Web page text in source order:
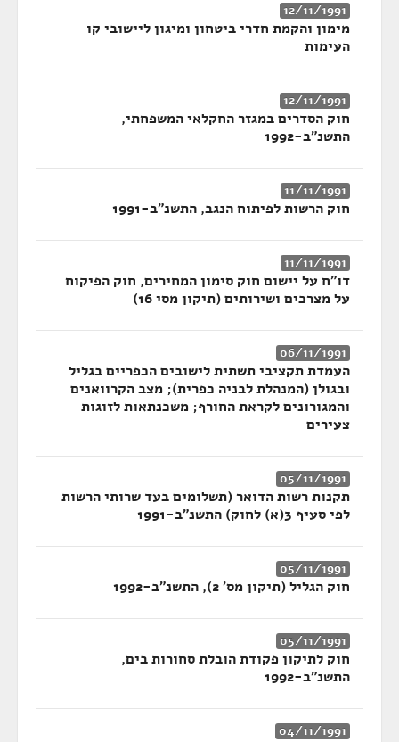
12/11/1991
מימון והקמת חדרי ביטחון ומיגון ליישובי קו
העימות
12/11/1991
חוק הסדרים במגזר החקלאי המשפחתי,
התשנ"ב-1992
11/11/1991
חוק הרשות לפיתוח הנגב, התשנ"ב-1991
11/11/1991
דו"ח על יישום חוק סימון המחירים, חוק הפיקוח
על מצרכים ושירותים (תיקון מסי 16)
06/11/1991
העמדת תקציבי תשתית לישובים הכפריים בגליל
ובגולן (המנהלת לבניה כפרית); מצב הקרוואנים
והמגורונים לקראת החורף; משכנתאות לזוגות
צעירים
05/11/1991
תקנות רשות הדואר (תשלומים בעד שרותי הרשות
לפי סעיף 3(א) לחוק) התשנ"ב-1991
05/11/1991
חוק הגליל (תיקון מס' 2), התשנ"ב-1992
05/11/1991
חוק לתיקון פקודת הובלת סחורות בים,
התשנ"ב-1992
04/11/1991